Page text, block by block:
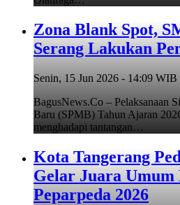
Zona Blank Spot,
Serang Lakukan
Senin, 15 Jun 2026 - 14:09 WIB
BagusNews.Co – Pelaksanaan
Baru (SPMB) Tahun Ajaran
menghadapi tantangan…
Kota Tangerang
Gelar Juara Umum
Peparpeda 2026